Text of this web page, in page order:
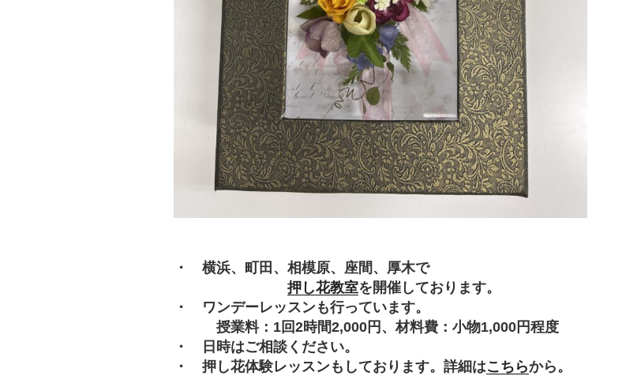
・ 横浜、町田、相模原、座間、厚木で
押し花教室を開催しております。
・ ワンデーレッスンも行っています。
授業料：1回2時間2,000円、材料費：小物1,000円程度
・ 日時はご相談ください。
・ 押し花体験レッスンもしております。詳細はこちらから。